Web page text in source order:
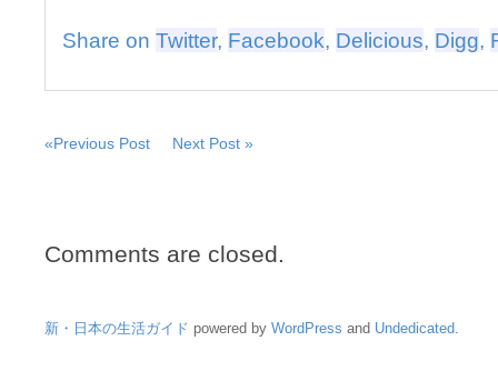
Share on Twitter, Facebook, Delicious, Digg,
«Previous Post Next Post »
Comments are closed.
新・日本の生活ガイド powered by WordPress and Undedicated.